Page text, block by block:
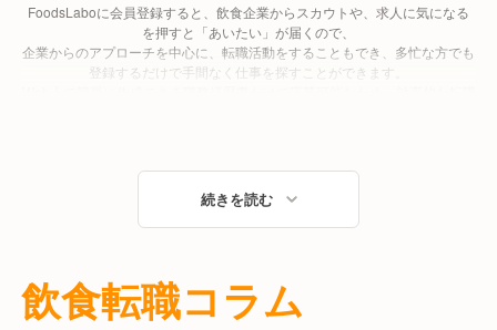
FoodsLaboに会員登録すると、飲食企業からスカウトや、求人に気になる
を押すと「あいたい」が届くので、
企業からのアプローチを中心に、転職活動をすることもでき、多忙な方でも
登録するだけで手間なく仕事を探すことができます。
FoodsLaboでは、店長候補、シェフ、ホールスタッフ、パティシエ、バー
アン、フレンチ、寿司、居酒屋、ファミレス、ブライダル、給食、社員食堂
など、多様な飲食業態の中から、あなたの経験やスキル、希望に合った求人
を探すことができます。
続きを読む
飲食転職コラム